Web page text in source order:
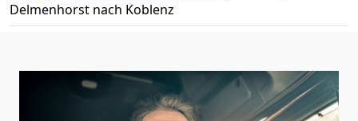
Delmenhorst nach Koblenz